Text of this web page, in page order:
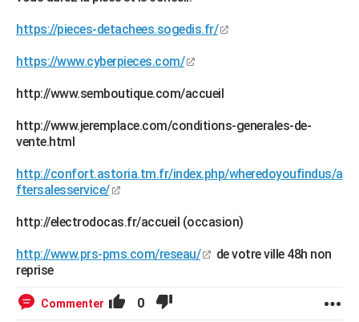
https://pieces-detachees.sogedis.fr/
https://www.cyberpieces.com/
http://www.semboutique.com/accueil
http://www.jeremplace.com/conditions-generales-de-
vente.html
http://confort.astoria.tm.fr/index.php/wheredoyoufindus/a
ftersalesservice/
http://electrodocas.fr/accueil (occasion)
http://www.prs-pms.com/reseau/
de votre ville 48h non
reprise
Commenter 0